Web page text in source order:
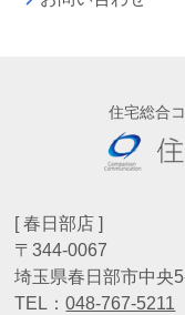
住宅総合
[ 春日部店 ]
〒344-0067
埼玉県春日部市中央
TEL：048-767-5211